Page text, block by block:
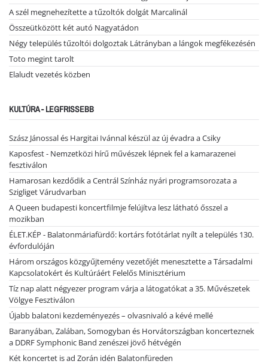
A szél megnehezítette a tűzoltók dolgát Marcalinál
Összeütközött két autó Nagyatádon
Négy település tűzoltói dolgoztak Látrányban a lángok megfékezésén
Toto megint tarolt
Elaludt vezetés közben
KULTÚRA - LEGFRISSEBB
Szász Jánossal és Hargitai Ivánnal készül az új évadra a Csiky
Kaposfest - Nemzetközi hírű művészek lépnek fel a kamarazenei
fesztiválon
Hamarosan kezdődik a Centrál Színház nyári programsorozata a
Szigliget Várudvarban
A Queen budapesti koncertfilmje felújítva lesz látható ősszel a
mozikban
ÉLET.KÉP - Balatonmáriafürdő: kortárs fotótárlat nyílt a település 130.
évfordulóján
Három országos közgyűjtemény vezetőjét menesztette a Társadalmi
Kapcsolatokért és Kultúráért Felelős Minisztérium
Tíz nap alatt négyezer program várja a látogatókat a 35. Művészetek
Völgye Fesztiválon
Újabb balatoni kezdeményezés – olvasnivaló a kévé mellé
Baranyában, Zalában, Somogyban és Horvátországban koncerteznek
a DDRF Symphonic Band zenészei jövő hétvégén
Két koncertet is ad Zorán idén Balatonfüreden